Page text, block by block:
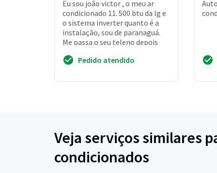
Eu sou joão victor , o meu ar
condicionado 11. 500 btu da lg e
o sistema inverter quanto é a
instalação, sou de paranaguá.
Me passa o seu teleno depois
Pedido atendido
Veja serviços similares
condicionados